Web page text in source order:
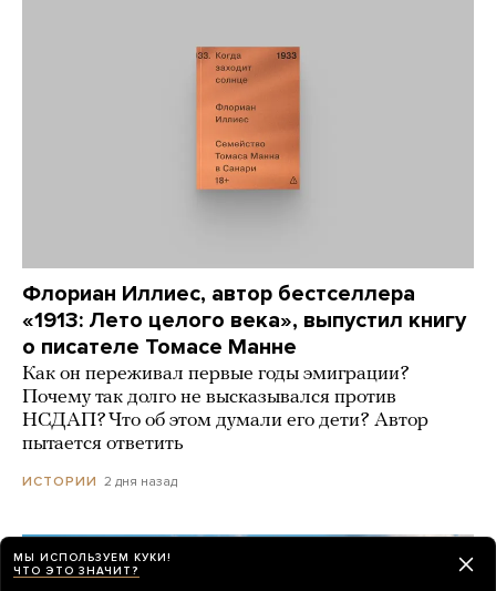
Флориан Иллиес, автор бестселлера
«1913: Лето целого века», выпустил книгу
о писателе Томасе Манне
Как он переживал первые годы эмиграции?
Почему так долго не высказывался против
НСДАП? Что об этом думали его дети? Автор
пытается ответить
ИСТОРИИ 2 дня назад
МЫ ИСПОЛЬЗУЕМ КУКИ!
ЧТО ЭТО ЗНАЧИТ?